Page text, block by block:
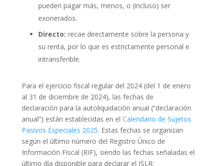
pueden pagar más, menos, o (incluso) ser
exonerados.
Directo: recae directamente sobre la persona y
su renta, por lo que es estrictamente personal e
intransferible.
Para el ejercicio fiscal regular del 2024 (del 1 de enero
al 31 de diciembre de 2024), las fechas de
declaración para la autoliquidación anual (“declaración
anual”) están establecidas en el Calendario de Sujetos
Pasivos Especiales 2025. Estas fechas se organizan
según el último número del Registro Único de
Información Fiscal (RIF), siendo las fechas señaladas el
último día disponible para declarar el ISLR: